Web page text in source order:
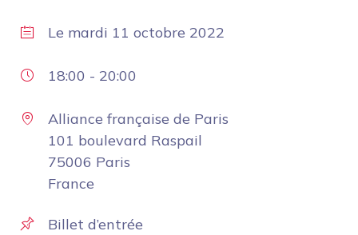
Le mardi 11 octobre 2022
18:00 - 20:00
Alliance française de Paris
101 boulevard Raspail
75006 Paris
France
Billet d’entrée